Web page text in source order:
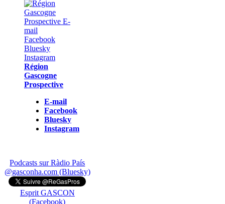
Région
Gascogne
Prospective
E-mail
Facebook
Bluesky
Instagram
Podcasts sur Ràdio País
@gasconha.com (Bluesky)
Esprit GASCON
(Facebook)